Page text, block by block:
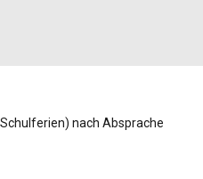
nach Absprache